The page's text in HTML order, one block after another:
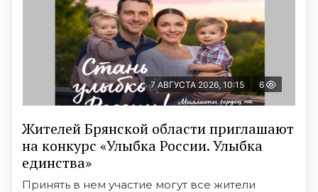
7 АВГУСТА 2026, 10:15 6
Жителей Брянской области приглашают
на конкурс «Улыбка России. Улыбка
единства»
Принять в нем участие могут все жители